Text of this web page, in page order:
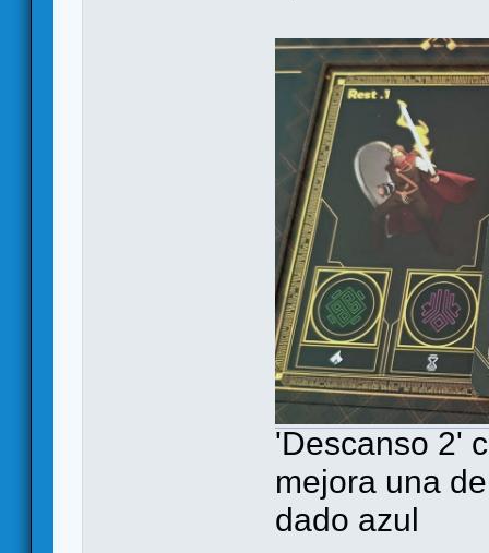
'Descanso 2'
mejora una
dado azul